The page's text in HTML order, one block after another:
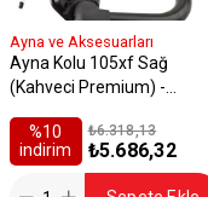
Ayna ve Aksesuarları
Ayna Kolu 105xf Sağ
(Kahveci Premium) -
%10
i̇ndirim
₺5.686,32
₺6.318,13